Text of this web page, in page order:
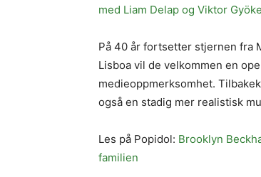
med Liam Delap og Viktor
På 40 år fortsetter stjernen fra
Lisboa vil de velkommen en
medieoppmerksomhet.
også en stadig mer realistisk
Les på Popidol: Brooklyn
familien